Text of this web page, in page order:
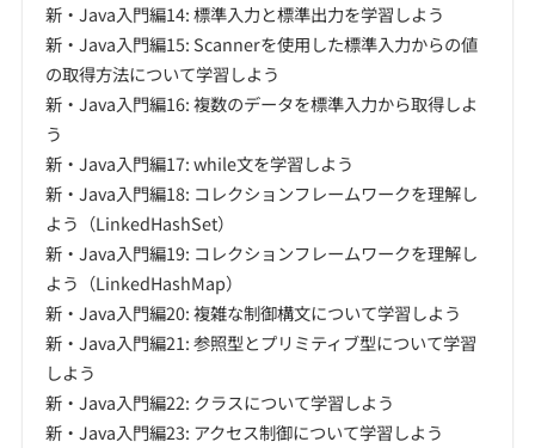
新・Java入門編14: 標準入力と標準出力を学習しよう
新・Java入門編15: Scannerを使用した標準入力からの値
の取得方法について学習しよう
新・Java入門編16: 複数のデータを標準入力から取得しよ
う
新・Java入門編17: while文を学習しよう
新・Java入門編18: コレクションフレームワークを理解し
よう（LinkedHashSet）
新・Java入門編19: コレクションフレームワークを理解し
よう（LinkedHashMap）
新・Java入門編20: 複雑な制御構文について学習しよう
新・Java入門編21: 参照型とプリミティブ型について学習
しよう
新・Java入門編22: クラスについて学習しよう
新・Java入門編23: アクセス制御について学習しよう